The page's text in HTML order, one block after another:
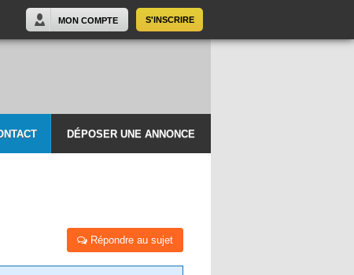
S'INSCRIRE
MON COMPTE
DÉPOSER UNE ANNONCE
Répondre au sujet